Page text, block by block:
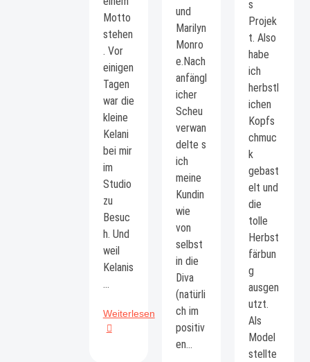
Motto
stehen
. Vor
einigen
Tagen
war die
kleine
Kelani
bei mir
im
Studio
zu
Besuc
h. Und
weil
Kelanis
…
WeiterlesenHalloween
Kindershooting
und
Marilyn
Monro
e.Nach
anfängl
icher
Scheu
verwan
delte s
ich
meine
Kundin
wie
von
selbst
in die
Diva
(natürli
ch im
positiv
en…
s
Projek
t. Also
habe
ich
herbstl
ichen
Kopfs
chmuc
k
gebast
elt und
die
tolle
Herbst
färbun
g
ausgen
utzt.
Als
Model
stellte